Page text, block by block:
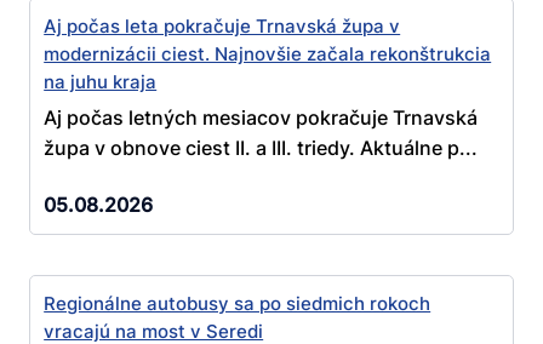
Aj počas leta pokračuje Trnavská župa v
modernizácii ciest. Najnovšie začala rekonštrukcia
na juhu kraja
Aj počas letných mesiacov pokračuje Trnavská
župa v obnove ciest II. a III. triedy. Aktuálne p...
05.08.2026
Regionálne autobusy sa po siedmich rokoch
vracajú na most v Seredi